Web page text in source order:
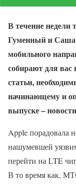
В течение недели
Гуменный и Саша
мобильного
собирают для вас
статьи,
начинающему и
выпуске –
Apple порадовала
нашумевшей
перейти на LTE
В то время как,